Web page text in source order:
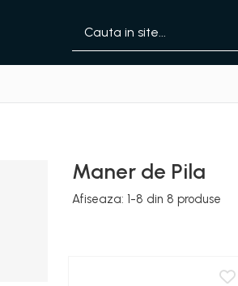
Maner de Pila
Afiseaza: 1-8 din 8 produse